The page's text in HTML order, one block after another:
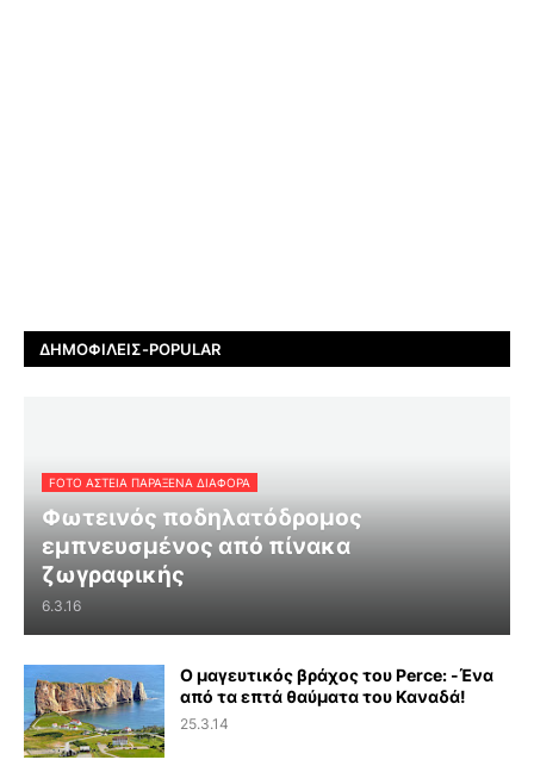
ΔΗΜΟΦΙΛΕΊΣ-POPULAR
FOTO ΑΣΤΕΙΑ ΠΑΡΑΞΕΝΑ ΔΙΑΦΟΡΑ
Φωτεινός ποδηλατόδρομος
εμπνευσμένος από πίνακα
ζωγραφικής
6.3.16
Ο μαγευτικός βράχος του Perce: -Ένα
από τα επτά θαύματα του Καναδά!
25.3.14